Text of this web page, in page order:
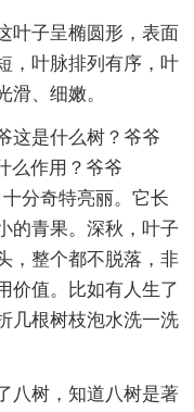
叶子呈椭圆形，表面
，叶脉排列有序，叶
滑、细嫩。
这是什么树？爷爷
么作用？爷爷
分奇特亮丽。它长
的青果。深秋，叶子
，整个都不脱落，非
价值。比如有人生了
几根树枝泡水洗一洗
八树，知道八树是著